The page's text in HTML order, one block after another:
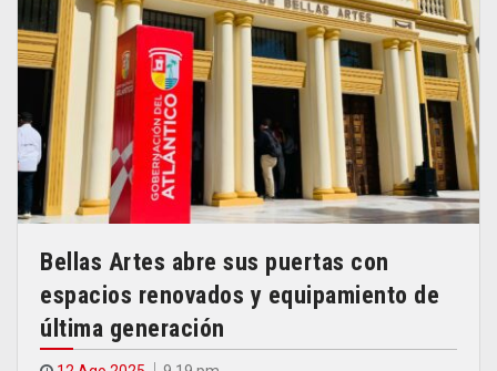
Bellas Artes abre sus puertas con
espacios renovados y equipamiento de
última generación